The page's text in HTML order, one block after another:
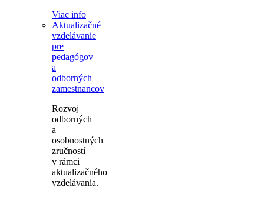
Viac info
Aktualizačné
vzdelávanie
pre
pedagógov
a
odborných
zamestnancov
Rozvoj
odborných
a
osobnostných
zručností
v rámci
aktualizačného
vzdelávania.